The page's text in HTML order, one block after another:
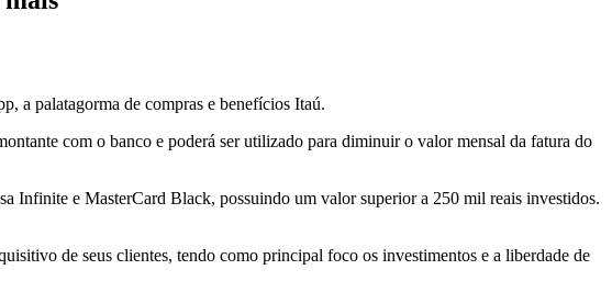
a palatagorma de compras e benefícios Itaú.
com o banco e poderá ser utilizado para diminuir o valor mensal da fatura do
Infinite e MasterCard Black, possuindo um valor superior a 250 mil reais investidos.
de seus clientes, tendo como principal foco os investimentos e a liberdade de